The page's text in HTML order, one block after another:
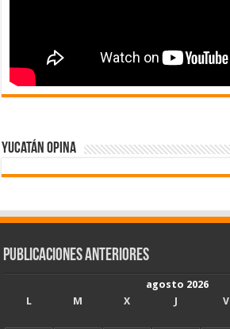
Yucatán Opina
Publicaciones Anteriores
agosto 2026
L
M X J V